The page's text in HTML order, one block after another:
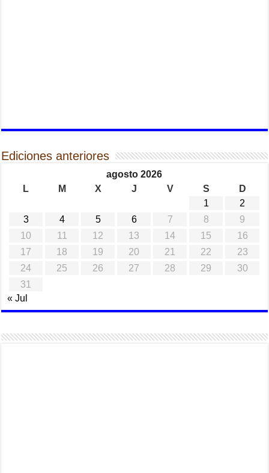
Ediciones anteriores
agosto 2026
L
M X J V S
D
1
2
3
4 5 6 7 8
9
10
11 12 13 14 15
16
17
18 19 20 21 22
23
24
25 26 27 28 29
30
31
« Jul